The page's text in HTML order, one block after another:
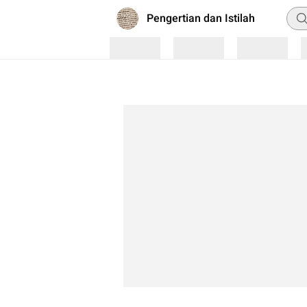
Pengertian dan Istilah